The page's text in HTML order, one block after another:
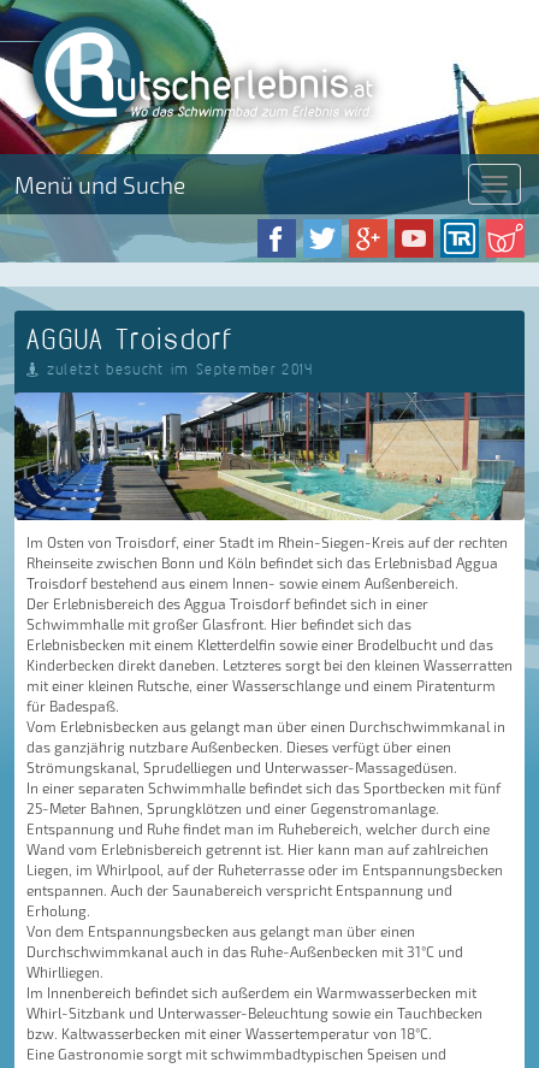
Menü und Suche Menü
AGGUA Troisdorf
zuletzt besucht im September 2014
Im Osten von Troisdorf, einer Stadt im Rhein-Siegen-Kreis auf der rechten
Rheinseite zwischen Bonn und Köln befindet sich das Erlebnisbad Aggua
Troisdorf bestehend aus einem Innen- sowie einem Außenbereich.
Der Erlebnisbereich des Aggua Troisdorf befindet sich in einer
Schwimmhalle mit großer Glasfront. Hier befindet sich das
Erlebnisbecken mit einem Kletterdelfin sowie einer Brodelbucht und das
Kinderbecken direkt daneben. Letzteres sorgt bei den kleinen Wasserratten
mit einer kleinen Rutsche, einer Wasserschlange und einem Piratenturm
für Badespaß.
Vom Erlebnisbecken aus gelangt man über einen Durchschwimmkanal in
das ganzjährig nutzbare Außenbecken. Dieses verfügt über einen
Strömungskanal, Sprudelliegen und Unterwasser-Massagedüsen.
In einer separaten Schwimmhalle befindet sich das Sportbecken mit fünf
25-Meter Bahnen, Sprungklötzen und einer Gegenstromanlage.
Entspannung und Ruhe findet man im Ruhebereich, welcher durch eine
Wand vom Erlebnisbereich getrennt ist. Hier kann man auf zahlreichen
Liegen, im Whirlpool, auf der Ruheterrasse oder im Entspannungsbecken
entspannen. Auch der Saunabereich verspricht Entspannung und
Erholung.
Von dem Entspannungsbecken aus gelangt man über einen
Durchschwimmkanal auch in das Ruhe-Außenbecken mit 31°C und
Whirlliegen.
Im Innenbereich befindet sich außerdem ein Warmwasserbecken mit
Whirl-Sitzbank und Unterwasser-Beleuchtung sowie ein Tauchbecken
bzw. Kaltwasserbecken mit einer Wassertemperatur von 18°C.
Eine Gastronomie sorgt mit schwimmbadtypischen Speisen und